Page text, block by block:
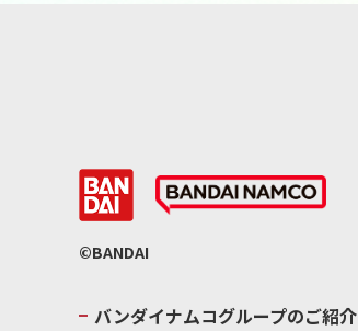
©BANDAI
バンダイナムコグループのご紹介